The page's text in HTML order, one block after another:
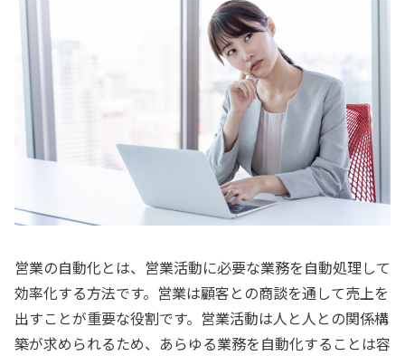
営業の自動化とは、営業活動に必要な業務を自動処理して
効率化する方法です。営業は顧客との商談を通して売上を
出すことが重要な役割です。営業活動は人と人との関係構
築が求められるため、あらゆる業務を自動化することは容